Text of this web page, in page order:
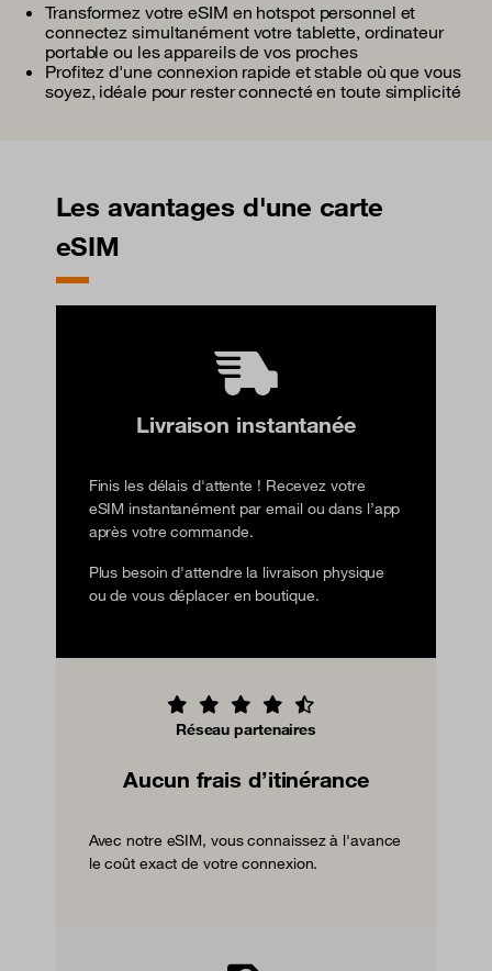
Transformez votre eSIM en hotspot personnel et
connectez simultanément votre tablette, ordinateur
portable ou les appareils de vos proches
Profitez d'une connexion rapide et stable où que vous
soyez, idéale pour rester connecté en toute simplicité
Les avantages d'une carte
eSIM
Livraison instantanée
Finis les délais d'attente ! Recevez votre
eSIM instantanément par email ou dans l’app
après votre commande.
Plus besoin d'attendre la livraison physique
ou de vous déplacer en boutique.
Réseau partenaires
Aucun frais d’itinérance
Avec notre eSIM, vous connaissez à l'avance
le coût exact de votre connexion.